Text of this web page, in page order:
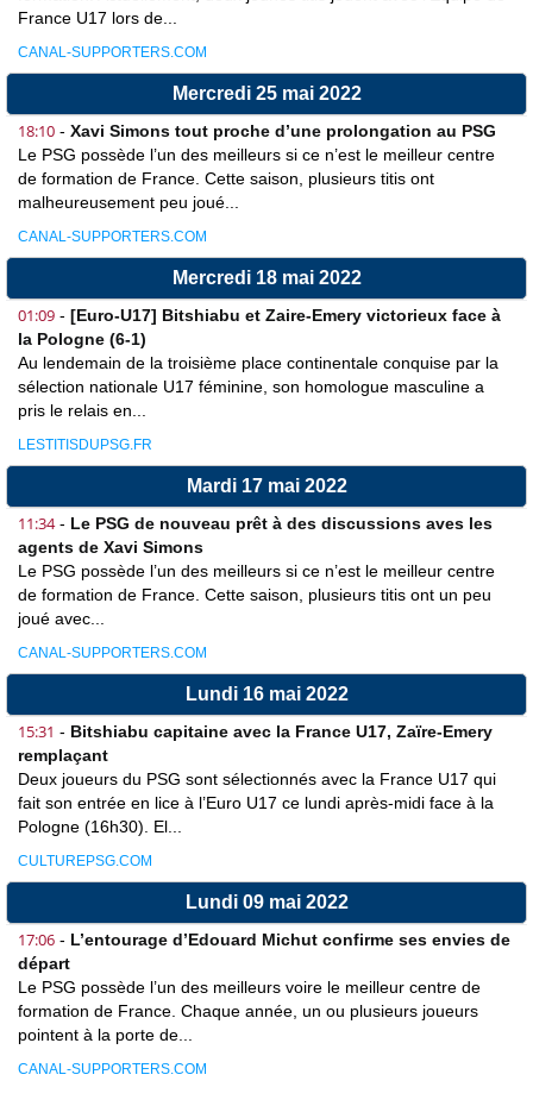
France U17 lors de...
CANAL-SUPPORTERS.COM
Mercredi 25 mai 2022
18:10 - Xavi Simons tout proche d’une prolongation au PSG
Le PSG possède l’un des meilleurs si ce n’est le meilleur centre
de formation de France. Cette saison, plusieurs titis ont
malheureusement peu joué...
CANAL-SUPPORTERS.COM
Mercredi 18 mai 2022
01:09 - [Euro-U17] Bitshiabu et Zaire-Emery victorieux face à
la Pologne (6-1)
Au lendemain de la troisième place continentale conquise par la
sélection nationale U17 féminine, son homologue masculine a
pris le relais en...
LESTITISDUPSG.FR
Mardi 17 mai 2022
11:34- Le PSG de nouveau prêt à des discussions aves les
agents de Xavi Simons
Le PSG possède l’un des meilleurs si ce n’est le meilleur centre
de formation de France. Cette saison, plusieurs titis ont un peu
joué avec...
CANAL-SUPPORTERS.COM
Lundi 16 mai 2022
15:31 - Bitshiabu capitaine avec la France U17, Zaïre-Emery
remplaçant
Deux joueurs du PSG sont sélectionnés avec la France U17 qui
fait son entrée en lice à l’Euro U17 ce lundi après-midi face à la
Pologne (16h30). El...
CULTUREPSG.COM
Lundi 09 mai 2022
17:06 - L’entourage d’Edouard Michut confirme ses envies de
départ
Le PSG possède l’un des meilleurs voire le meilleur centre de
formation de France. Chaque année, un ou plusieurs joueurs
pointent à la porte de...
CANAL-SUPPORTERS.COM